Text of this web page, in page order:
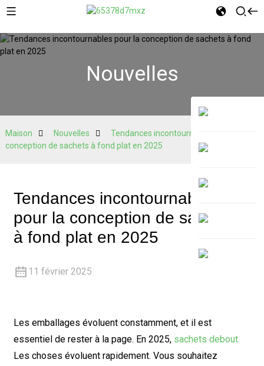
Nouvelles
Maison Nouvelles
Tendances incontournables pour la
conception de sachets à fond plat en 2025
Tendances incontournables
pour la conception de sachets
à fond plat en 2025
11 février 2025
Les emballages évoluent constamment, et il est
essentiel de rester à la page. En 2025, sachets debout
Les choses évoluent rapidement. Vous souhaitez